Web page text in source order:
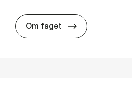
Om faget about